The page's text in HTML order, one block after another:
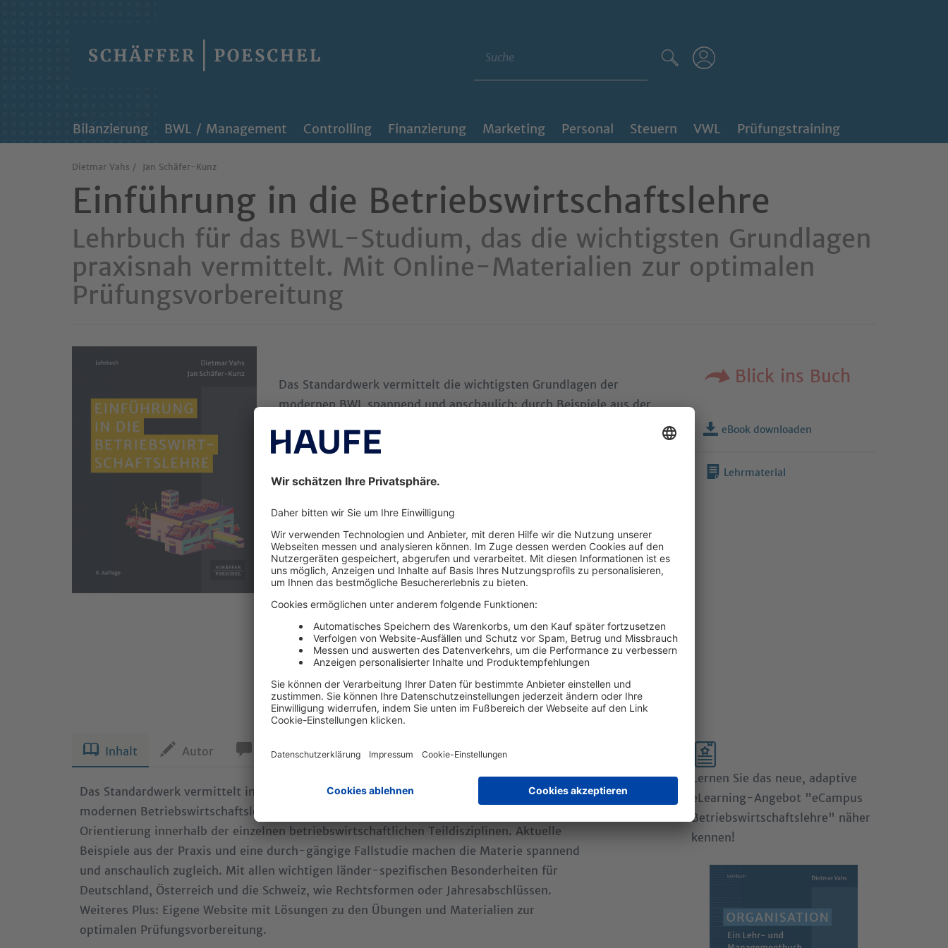
Bilanzierung BWL / Management Controlling Finanzierung Marketing Personal Steuern VWL Prüfungstraining
Dietmar Vahs Jan Schäfer-Kunz
Einführung in die Betriebswirtschaftslehre
Lehrbuch für das BWL-Studium, das die wichtigsten Grundlagen
praxisnah vermittelt. Mit Online-Materialien zur optimalen
Prüfungsvorbereitung
Das Standardwerk vermittelt die wichtigsten Grundlagen der
modernen BWL spannend und anschaulich: durch Beispiele aus der
dauerhaft aneignen.
Mehr Details zum Buch
Grundlagen der BWL mit anschaulichen Praxisbeispielen
Mit durchgängiger Fallstudie, Übungen und
Wiederholungsfragen
Werkzeugen
ISBN:
9783791062921
Preis:
44,99 EUR
Einband:
Hardcover
Produktart:
Lehrbuch
Blick ins Buch
eBook downloaden
Lehrmaterial
Inhalt Autor Kundenstimmen Lehrmaterialund Downloads
Das Standardwerk vermittelt in konzentrierter Form die wichtigsten Grundlagen der
modernen Betriebswirtschaftslehre. Das 4-Ebenen-Modell unterstützt bei der
Orientierung innerhalb der einzelnen betriebswirtschaftlichen Teildisziplinen. Aktuelle
Beispiele aus der Praxis und eine durch-gängige Fallstudie machen die Materie spannend
und anschaulich zugleich. Mit allen wichtigen länder-spezifischen Besonderheiten für
Deutschland, Österreich und die Schweiz, wie Rechtsformen oder Jahresabschlüssen.
Weiteres Plus: Eigene Website mit Lösungen zu den Übungen und Materialien zur
optimalen Prüfungsvorbereitung.
Lernen Sie das neue, adaptive
eLearning-Angebot "eCampus
Betriebswirtschaftslehre" näher
kennen!